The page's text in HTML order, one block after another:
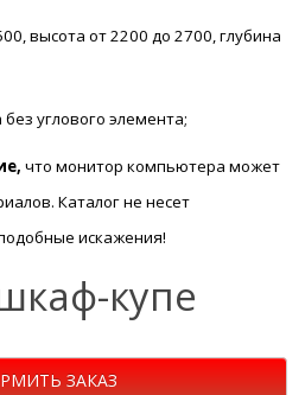
высота от 2200 до 2700, глубина
без углового элемента;
что монитор компьютера может
Каталог не несет
искажения!
купе
ЗАКАЗ